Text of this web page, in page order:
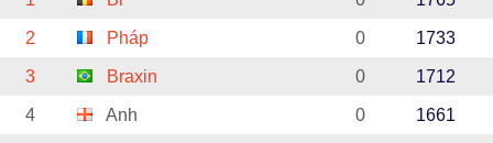
2 Pháp 0 1733
3 Braxin 0 1712
4 Anh 0 1661